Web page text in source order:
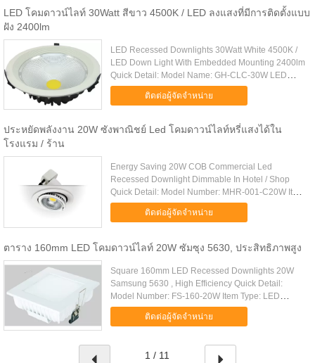
LED โคมดาวน์ไลท์ 30Watt สีขาว 4500K / LED ลงแสงที่มีการติดตั้งแบบ
ฝัง 2400lm
LED Recessed Downlights 30Watt White 4500K /
LED Down Light With Embedded Mounting 2400lm
Quick Detail: Model Name: GH-CLC-30W LED
Light Source: 1pcs CITIZEN COB Input Voltage:
AC85~265V Dimension: Φ225*H90mm ....
ติดต่อผู้จัดจำหน่าย
ประหยัดพลังงาน 20W ซังพาณิชย์ Led โคมดาวน์ไลท์หรี่แสงได้ใน
โรงแรม / ร้าน
Energy Saving 20W COB Commercial Led
Recessed Downlight Dimmable In Hotel / Shop
Quick Detail: Model Number: MHR-001-C20W Item
Type: LED Downlights LED Light Source: 1pcs
Bridgelux Private mold die-casting ...
ติดต่อผู้จัดจำหน่าย
ตาราง 160mm LED โคมดาวน์ไลท์ 20W ซัมซุง 5630, ประสิทธิภาพสูง
Square 160mm LED Recessed Downlights 20W
Samsung 5630 , High Efficiency Quick Detail:
Model Number: FS-160-20W Item Type: LED
Downlights LED Light Source: 36pcs Samsung
5630 Private mold die-casting aluminum+ ....
ติดต่อผู้จัดจำหน่าย
1 / 11